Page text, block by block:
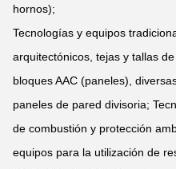
hornos);
Tecnologías y equipos
arquitectónicos, tejas y tallas
bloques AAC (paneles),
paneles de pared divisoria;
de combustión y protección
equipos para la utilización de